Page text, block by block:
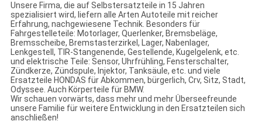
Unsere Firma, die auf Selbstersatzteile in 15 Jahren
spezialisiert wird, liefern alle Arten Autoteile mit reicher
Erfahrung, nachgewiesene Technik. Besonders für
Fahrgestelleteile: Motorlager, Querlenker, Bremsbeläge,
Bremsscheibe, Bremstasterzirkel, Lager, Nabenlager,
Lenkgestell, TIR-Stangenende, Gestellende, Kugelgelenk, etc.
und elektrische Teile: Sensor, Uhrfrühling, Fensterschalter,
Zündkerze, Zündspule, Injektor, Tanksäule, etc. und viele
Ersatzteile HONDAS für Abkommen, bürgerlich, Crv, Sitz, Stadt,
Odyssee. Auch Körperteile für BMW.
Wir schauen vorwärts, dass mehr und mehr Überseefreunde
unsere Familie für weitere Entwicklung in den Ersatzteilen sich
anschließen!